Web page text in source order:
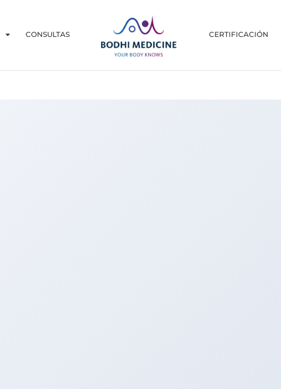
CONSULTAS CERTIFICACIÓN